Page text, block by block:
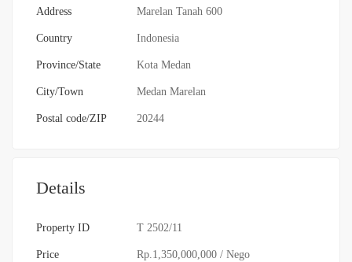
Address Marelan Tanah 600
Country Indonesia
Province/State Kota Medan
City/Town Medan Marelan
Postal code/ZIP 20244
Details
Property ID T 2502/11
Price Rp.1,350,000,000 / Nego